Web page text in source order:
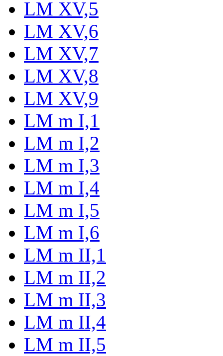
LM XV,5
LM XV,6
LM XV,7
LM XV,8
LM XV,9
LM m I,1
LM m I,2
LM m I,3
LM m I,4
LM m I,5
LM m I,6
LM m II,1
LM m II,2
LM m II,3
LM m II,4
LM m II,5